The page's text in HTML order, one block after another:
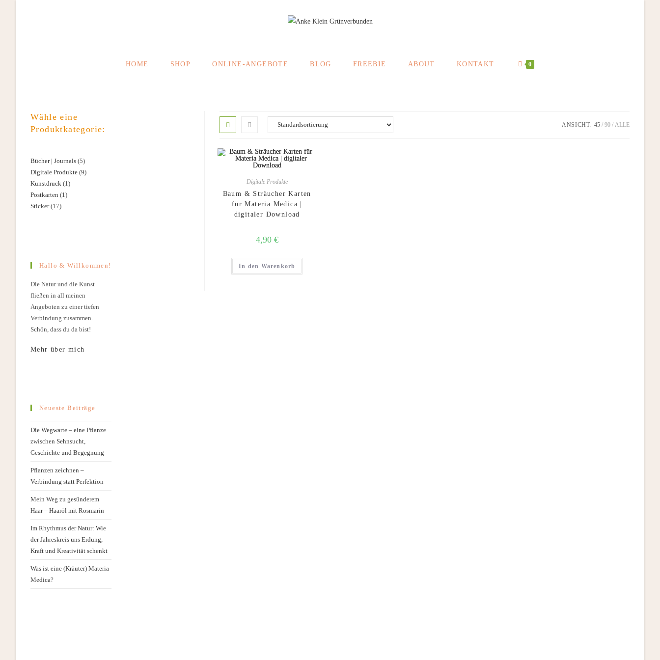
HOME SHOP ONLINE-ANGEBOTE BLOG FREEBIE ABOUT KONTAKT 0
ANSICHT: 45 90 ALLE
Digitale Produkte
Baum & Sträucher Karten
für Materia Medica |
digitaler Download
4,90 €
In den Warenkorb
Wähle eine
Produktkategorie:
Bücher | Journals 55
Produkte
Digitale Produkte 99
Kunstdruck 11
Postkarten 11
Sticker 1717
Hallo & Willkommen!
Die Natur und die Kunst
fließen in all meinen
Angeboten zu einer tiefen
Verbindung zusammen.
Schön, dass du da bist!
Mehr über mich
Neueste Beiträge
Die Wegwarte – eine Pflanze
zwischen Sehnsucht,
Geschichte und Begegnung
Pflanzen zeichnen –
Verbindung statt Perfektion
Mein Weg zu gesünderem
Haar – Haaröl mit Rosmarin
Im Rhythmus der Natur: Wie
der Jahreskreis uns Erdung,
Kraft und Kreativität schenkt
Was ist eine (Kräuter) Materia
Medica?